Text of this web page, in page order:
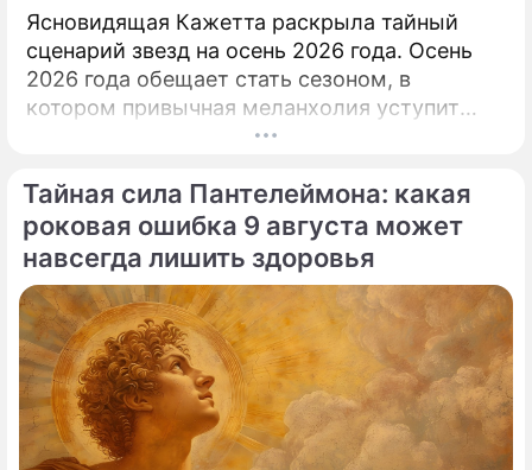
Ясновидящая Кажетта раскрыла тайный
сценарий звезд на осень 2026 года. Осень
2026 года обещает стать сезоном, в
котором привычная меланхолия уступит
место активному движению, полезным
Тайная сила Пантелеймона: какая
роковая ошибка 9 августа может
навсегда лишить здоровья